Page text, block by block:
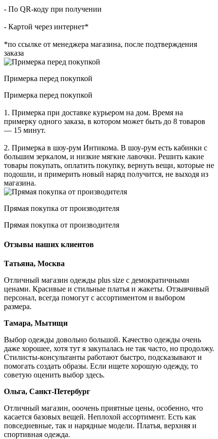
- По QR-коду при получении
- Картой через интернет*
*по ссылке от менеджера магазина, после подтверждения
заказа
Примерка перед покупкой
Примерка перед покупкой
1. Примерка при доставке курьером на дом. Время на
примерку одного заказа, в котором может быть до 8 товаров
— 15 минут.
2. Примерка в шоу-рум Интикома. В шоу-рум есть кабинки с
большим зеркалом, и низкие мягкие лавочки. Решить какие
товары покупать, оплатить покупку, вернуть вещи, которые не
подошли, и примерить новый наряд получится, не выходя из
магазина.
Прямая покупка от производителя
Прямая покупка от производителя
Отзывы наших клиентов
Татьяна, Москва
Отличный магазин одежды plus size с демократичными
ценами. Красивые и стильные платья и жакеты. Отзывчивый
персонал, всегда помогут с ассортиментом и выбором
размера.
Тамара, Мытищи
Выбор одежды довольно большой. Качество одежды очень
даже хорошее, хотя тут я закупалась не так часто, но продолжу.
Стилисты-консультанты работают быстро, подсказывают и
помогать создать образы. Если ищете хорошую одежду, то
советую оценить выбор здесь.
Ольга, Санкт-Петербург
Отличный магазин, ооочень приятные цены, особенно, что
касается базовых вещей. Неплохой ассортимент. Есть как
повседневные, так и нарядные модели. Платья, верхняя и
спортивная одежда.